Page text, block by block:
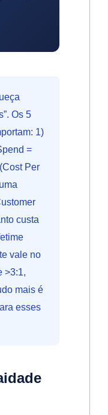
Os 5
1)
=
Per
custa
vale no
>3:1,
mais é
esses